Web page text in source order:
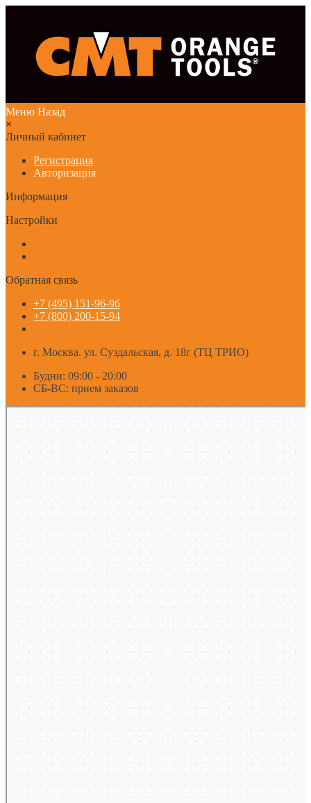
Меню Назад
×
Личный кабинет
Регистрация
Авторизация
Информация
Настройки
Обратная связь
+7 (495) 151-96-96
+7 (800) 200-15-94
г. Москва. ул. Суздальская, д. 18г (ТЦ ТРИО)
Будни: 09:00 - 20:00
СБ-ВС: прием заказов